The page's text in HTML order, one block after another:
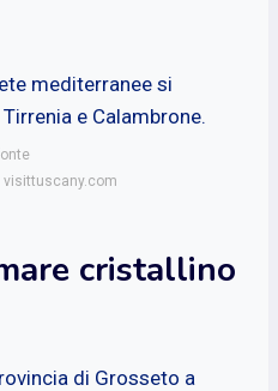
mediterranee si
e Calambrone.
cristallino
di Grosseto a